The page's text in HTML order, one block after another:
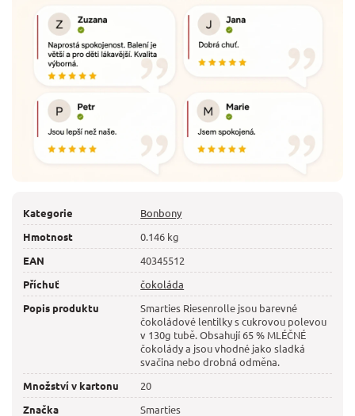
Kategorie
Bonbony
Hmotnost
0.146 kg
EAN
40345512
Příchuť
čokoláda
Popis produktu
Smarties Riesenrolle jsou barevné
čokoládové lentilky s cukrovou polevou
v 130g tubě. Obsahují 65 % MLÉČNÉ
čokolády a jsou vhodné jako sladká
svačina nebo drobná odměna.
Množství v kartonu
20
Značka
Smarties